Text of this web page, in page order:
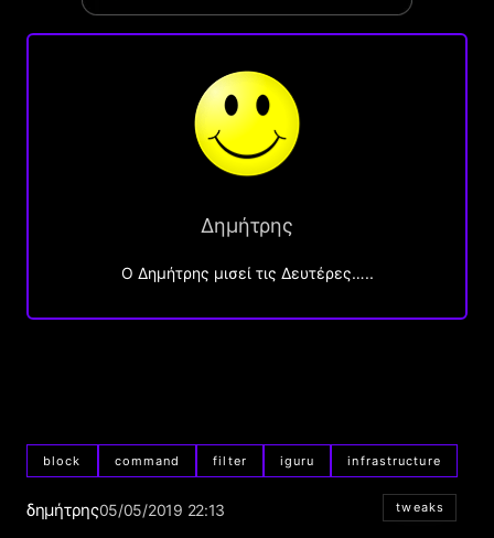
Δημήτρης
O Δημήτρης μισεί τις Δευτέρες…..
block command filter iguru infrastructure
δημήτρης05/05/2019 22:13 tweaks